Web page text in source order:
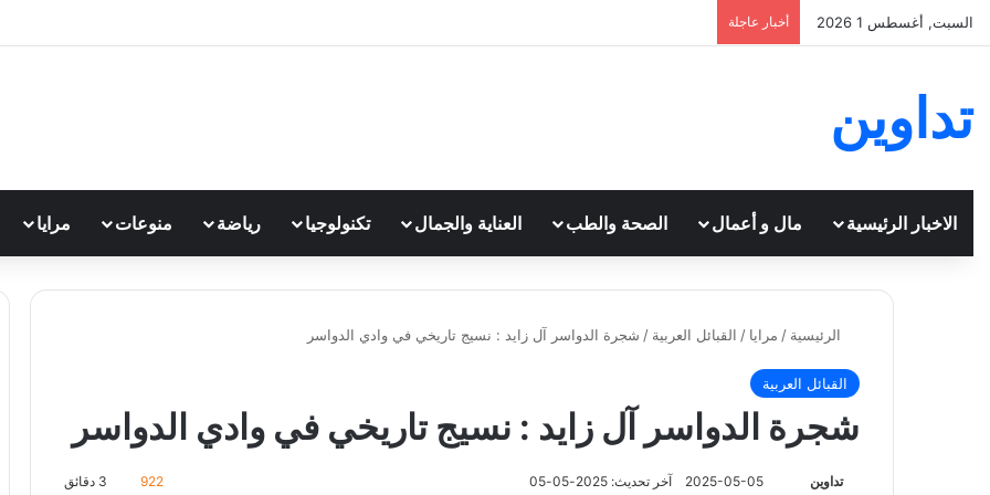
السبت, أغسطس 1 2026 أخبار عاجلة
تداوين
الاخبار الرئيسية مال و أعمال الصحة والطب العناية والجمال تكنولوجيا رياضة منوعات مرايا
الرئيسية / مرايا / القبائل العربية / شجرة الدواسر آل زايد : نسيج تاريخي في وادي الدواسر
القبائل العربية
شجرة الدواسر آل زايد : نسيج تاريخي في وادي الدواسر
تداوين 2025-05-05 آخر تحديث: 2025-05-05 922